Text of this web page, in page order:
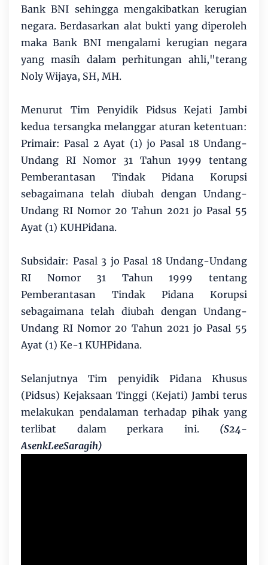
Bank BNI sehingga mengakibatkan kerugian
negara. Berdasarkan alat bukti yang diperoleh
maka Bank BNI mengalami kerugian negara
yang masih dalam perhitungan ahli,"terang
Noly Wijaya, SH, MH.
Menurut Tim Penyidik Pidsus Kejati Jambi
kedua tersangka melanggar aturan ketentuan:
Primair: Pasal 2 Ayat (1) jo Pasal 18 Undang-
Undang RI Nomor 31 Tahun 1999 tentang
Pemberantasan Tindak Pidana Korupsi
sebagaimana telah diubah dengan Undang-
Undang RI Nomor 20 Tahun 2021 jo Pasal 55
Ayat (1) KUHPidana.
Subsidair: Pasal 3 jo Pasal 18 Undang-Undang
RI Nomor 31 Tahun 1999 tentang
Pemberantasan Tindak Pidana Korupsi
sebagaimana telah diubah dengan Undang-
Undang RI Nomor 20 Tahun 2021 jo Pasal 55
Ayat (1) Ke-1 KUHPidana.
Selanjutnya Tim penyidik Pidana Khusus
(Pidsus) Kejaksaan Tinggi (Kejati) Jambi terus
melakukan pendalaman terhadap pihak yang
terlibat dalam perkara ini. (S24-
AsenkLeeSaragih)